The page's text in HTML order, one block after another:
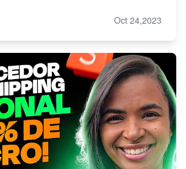
Oct 24,2023